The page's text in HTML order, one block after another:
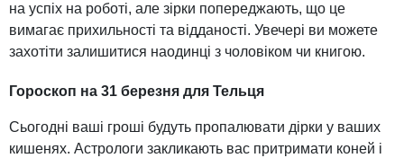
на успіх на роботі, але зірки попереджають, що це
вимагає прихильності та відданості. Увечері ви можете
захотіти залишитися наодинці з чоловіком чи книгою.
Гороскоп на 31 березня для Тельця
Сьогодні ваші гроші будуть пропалювати дірки у ваших
кишенях. Астрологи закликають вас притримати коней і